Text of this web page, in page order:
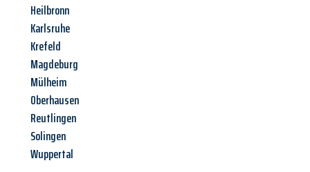
Heilbronn
Karlsruhe
Krefeld
Magdeburg
Mülheim
Oberhausen
Reutlingen
Solingen
Wuppertal